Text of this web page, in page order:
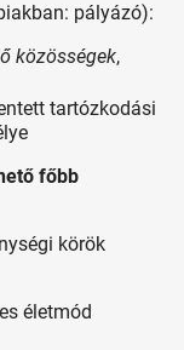
pályázó):
közösségek,
tartózkodási
főbb
körök
életmód